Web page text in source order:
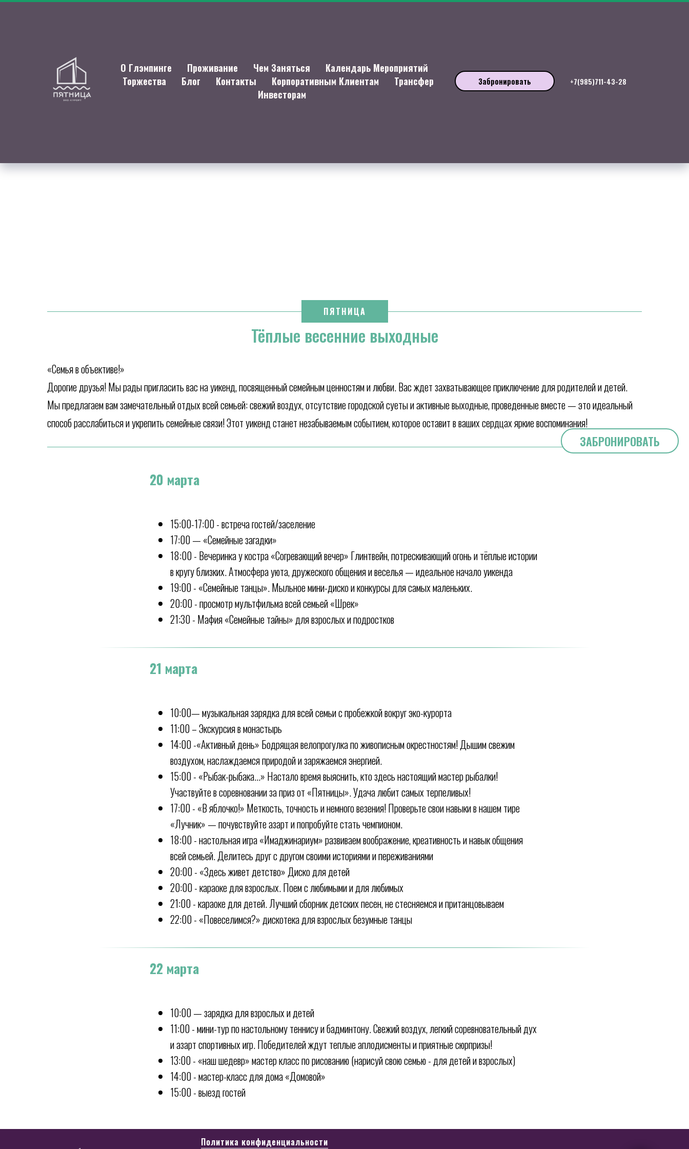
О Глэмпинге Проживание Чем Заняться
Календарь Мероприятий
Торжества
Блог Контакты Корпоративным Клиентам
Трансфер
Инвесторам
Забронировать +7(985)711-43-28
ЗАБРОНИРОВАТЬ
ПЯТНИЦА
Тёплые весенние выходные
«Семья в объективе!»
Дорогие друзья! Мы рады пригласить вас на уикенд, посвященный семейным ценностям и любви. Вас ждет захватывающее приключение для родителей и детей.
Мы предлагаем вам замечательный отдых всей семьей: свежий воздух, отсутствие городской суеты и активные выходные, проведенные вместе — это идеальный
способ расслабиться и укрепить семейные связи! Этот уикенд станет незабываемым событием, которое оставит в ваших сердцах яркие воспоминания!
20 марта
15:00-17:00 - встреча гостей/заселение
17:00 — «Семейные загадки»
18:00 - Вечеринка у костра «Согревающий вечер» Глинтвейн, потрескивающий огонь и тёплые истории
в кругу близких. Атмосфера уюта, дружеского общения и веселья — идеальное начало уикенда
19:00 - «Семейные танцы». Мыльное мини-диско и конкурсы для самых маленьких.
20:00 - просмотр мультфильма всей семьей «Шрек»
21:30 - Мафия «Семейные тайны» для взрослых и подростков
21 марта
10:00— музыкальная зарядка для всей семьи с пробежкой вокруг эко-курорта
11:00 – Экскурсия в монастырь
14:00 -«Активный день» Бодрящая велопрогулка по живописным окрестностям! Дышим свежим
воздухом, наслаждаемся природой и заряжаемся энергией.
15:00 - «Рыбак-рыбака...» Настало время выяснить, кто здесь настоящий мастер рыбалки!
Участвуйте в соревновании за приз от «Пятницы». Удача любит самых терпеливых!
17:00 - «В яблочко!» Меткость, точность и немного везения! Проверьте свои навыки в нашем тире
«Лучник» — почувствуйте азарт и попробуйте стать чемпионом.
18:00 - настольная игра «Имаджинариум» развиваем воображение, креативность и навык общения
всей семьей. Делитесь друг с другом своими историями и переживаниями
20:00 - «Здесь живет детство» Диско для детей
20:00 - караоке для взрослых. Поем с любимыми и для любимых
21:00 - караоке для детей. Лучший сборник детских песен, не стесняемся и пританцовываем
22:00 - «Повеселимся?» дискотека для взрослых безумные танцы
22 марта
10:00 — зарядка для взрослых и детей
11:00 - мини-тур по настольному теннису и бадминтону. Свежий воздух, легкий соревновательный дух
и азарт спортивных игр. Победителей ждут теплые аплодисменты и приятные сюрпризы!
13:00 - «наш шедевр» мастер класс по рисованию (нарисуй свою семью - для детей и взрослых)
14:00 - мастер-класс для дома «Домовой»
15:00 - выезд гостей
Политика конфиденциальности